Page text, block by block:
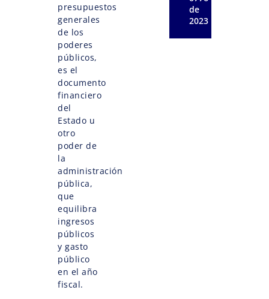
presupuestos
generales
de los
poderes
públicos,
es el
documento
financiero
del
Estado u
otro
poder de
la
administración
pública,
que
equilibra
ingresos
públicos
y gasto
público
en el año
fiscal.
de
2023